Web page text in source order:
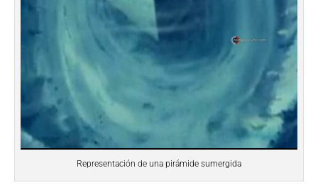
Representación de una pirámide sumergida